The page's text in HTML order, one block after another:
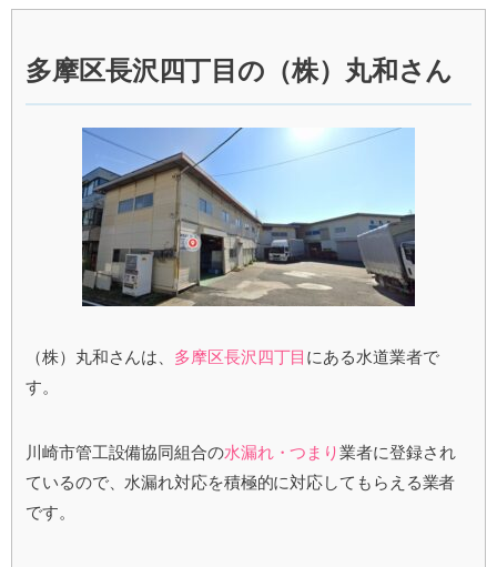
多摩区長沢四丁目の（株）丸和さん
（株）丸和さんは、 多摩区長沢四丁目 にある水道業者で
す。
川崎市管工設備協同組合の水漏れ・つまり業者に登録され
ているので、水漏れ対応を積極的に対応してもらえる業者
です。